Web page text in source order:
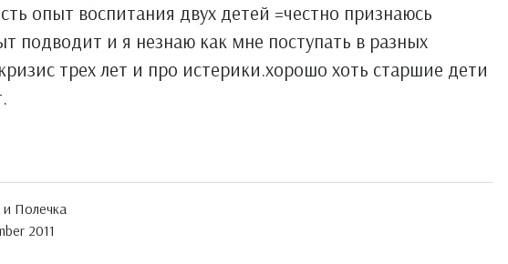
опыт воспитания двух детей =честно признаюсь
подводит и я незнаю как мне поступать в разных
трех лет и про истерики.хорошо хоть старшие дети
и Полечка
2011